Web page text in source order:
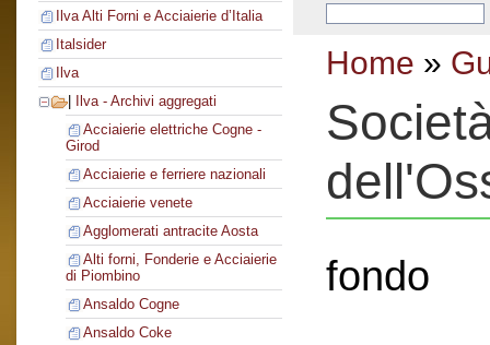
Ilva Alti Forni e Acciaierie d’Italia
Italsider
Ilva
Ilva - Archivi aggregati
Acciaierie elettriche Cogne -
Girod
Acciaierie e ferriere nazionali
Acciaierie venete
Agglomerati antracite Aosta
Alti forni, Fonderie e Acciaierie
di Piombino
Ansaldo Cogne
Ansaldo Coke
Home »
fondo